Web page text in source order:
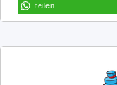
teilen